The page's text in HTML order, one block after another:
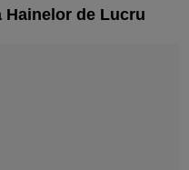
Hainelor de Lucru